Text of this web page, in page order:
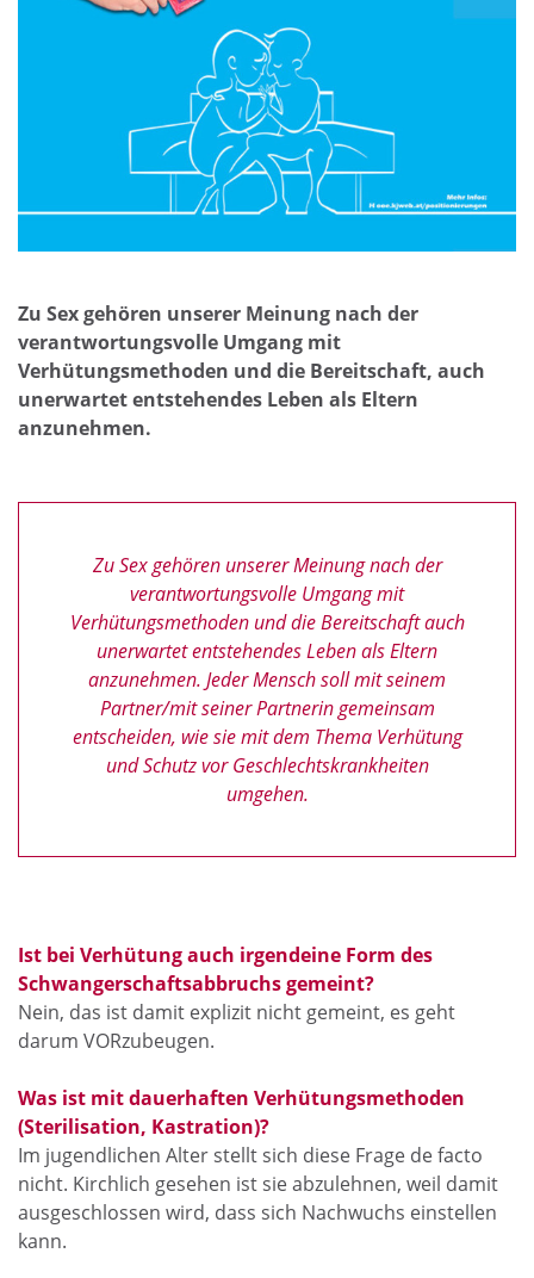
Zu Sex gehören unserer Meinung nach der
verantwortungsvolle Umgang mit
Verhütungsmethoden und die Bereitschaft, auch
unerwartet entstehendes Leben als Eltern
anzunehmen.
Zu Sex gehören unserer Meinung nach der
verantwortungsvolle Umgang mit
Verhütungsmethoden und die Bereitschaft auch
unerwartet entstehendes Leben als Eltern
anzunehmen. Jeder Mensch soll mit seinem
Partner/mit seiner Partnerin gemeinsam
entscheiden, wie sie mit dem Thema Verhütung
und Schutz vor Geschlechtskrankheiten
umgehen.
Ist bei Verhütung auch irgendeine Form des
Schwangerschaftsabbruchs gemeint?
Nein, das ist damit explizit nicht gemeint, es geht
darum VORzubeugen.
Was ist mit dauerhaften Verhütungsmethoden
(Sterilisation, Kastration)?
Im jugendlichen Alter stellt sich diese Frage de facto
nicht. Kirchlich gesehen ist sie abzulehnen, weil damit
ausgeschlossen wird, dass sich Nachwuchs einstellen
kann.